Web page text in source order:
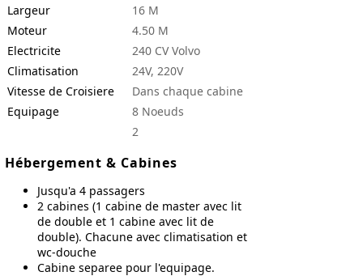
16 M
Largeur
4.50 M
Moteur
240 CV Volvo
Electricite
24V, 220V
Climatisation
Dans chaque cabine
Vitesse de Croisiere
8 Noeuds
Equipage
2
Hébergement & Cabines
Jusqu'a 4 passagers
2 cabines (1 cabine de master avec lit
de double et 1 cabine avec lit de
double). Chacune avec climatisation et
wc-douche
Cabine separee pour l'equipage.